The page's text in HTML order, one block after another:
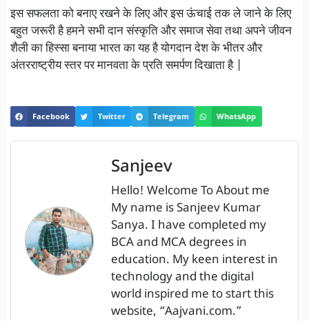
इस सफलता को बनाए रखने के लिए और इस ऊंचाई तक ले जाने के लिए
बहुत जरूरी है हमने सभी दान संस्कृति और समाज सेवा तथा अपने जीवन
शैली का हिस्सा बनाया भारत का यह है योगदान देश के भीतर और
अंतरराष्ट्रीय स्तर पर मानवता के प्रति समर्पण दिखाता है |
Facebook Twitter Telegram WhatsApp
Sanjeev
Hello! Welcome To About me
My name is Sanjeev Kumar
Sanya. I have completed my
BCA and MCA degrees in
education. My keen interest in
technology and the digital
world inspired me to start this
website, “Aajvani.com.”